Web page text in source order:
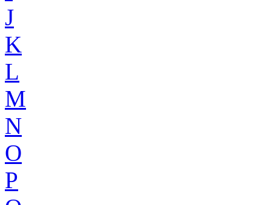
J
K
L
M
N
O
P